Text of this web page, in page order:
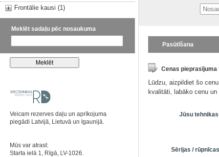
Frontālie kausi (1)
Meklēt sadaļu pēc nosaukuma
Veicam rezerves daļu un aprīkojuma
piegādi Latvijā, Lietuvā un Igaunijā.
Mūs var atrast:
Starta ielā 1, Rīgā, LV-1026.
Pasūtīšana
Cenas pieprasījuma
Lūdzu, aizpildiet šo
kvalitāti, labāko cenu
Jūsu
Sērijas /